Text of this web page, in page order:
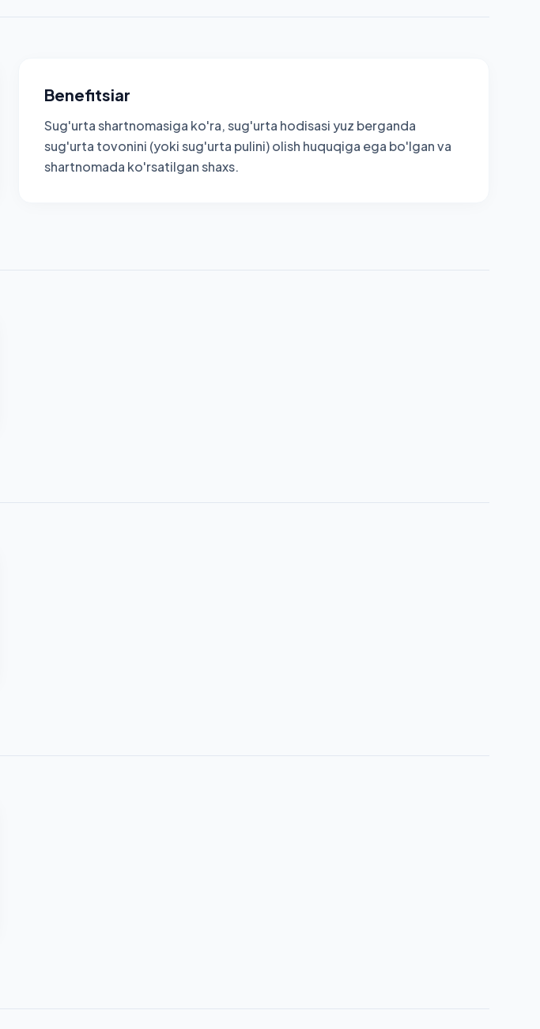
Benefitsiar
Sug'urta shartnomasiga ko'ra, sug'urta hodisasi yuz berganda
sug'urta tovonini (yoki sug'urta pulini) olish huquqiga ega bo'lgan va
shartnomada ko'rsatilgan shaxs.